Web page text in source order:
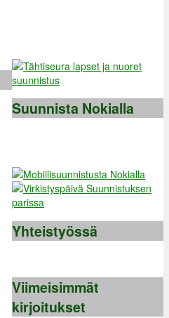
Suunnista Nokialla
Yhteistyössä
Viimeisimmät
kirjoitukset